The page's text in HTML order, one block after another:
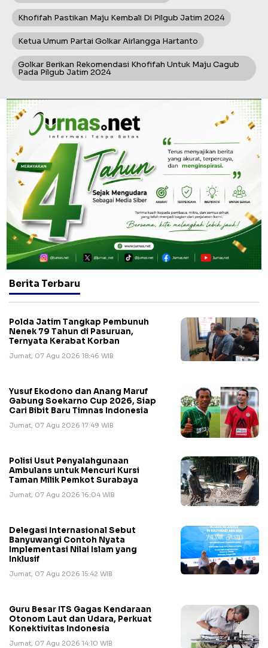
Khofifah Pastikan Maju Kembali Di Pilgub Jatim 2024
Ketua Umum Partai Golkar Airlangga Hartanto
Golkar Berikan Rekomendasi Khofifah Untuk Maju Cagub
Pada Pilgub Jatim 2024
Berita Terbaru
Polda Jatim Tangkap Pembunuh
Nenek 79 Tahun di Pasuruan,
Ternyata Kerabat Korban
Jumat, 07 Agu 2026 18:46 WIB
Yusuf Ekodono dan Anang Maruf
Gabung Soekarno Cup 2026, Siap
Cari Bibit Baru Timnas Indonesia
Jumat, 07 Agu 2026 17:49 WIB
Polisi Usut Penyalahgunaan
Ambulans untuk Mencuri Kursi
Taman Milik Pemkot Surabaya
Jumat, 07 Agu 2026 16:04 WIB
Delegasi Internasional Sebut
Banyuwangi Contoh Nyata
Implementasi Nilai Islam yang
Inklusif
Jumat, 07 Agu 2026 15:42 WIB
Guru Besar ITS Gagas Kendaraan
Otonom Laut dan Udara, Perkuat
Konektivitas Indonesia
Jumat, 07 Agu 2026 14:10 WIB